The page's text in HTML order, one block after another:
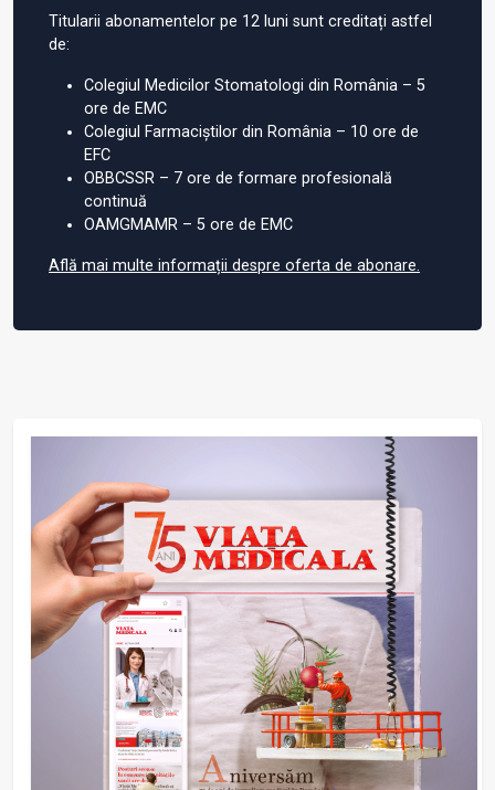
Titularii abonamentelor pe 12 luni sunt creditați astfel
de:
Colegiul Medicilor Stomatologi din România – 5
ore de EMC
Colegiul Farmaciștilor din România – 10 ore de
EFC
OBBCSSR – 7 ore de formare profesională
continuă
OAMGMAMR – 5 ore de EMC
Află mai multe informații despre oferta de abonare.